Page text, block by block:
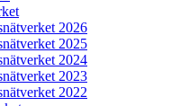
2026
2025
2024
2023
2022